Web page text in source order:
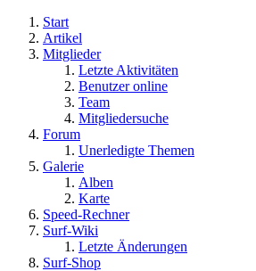
Start
Artikel
Mitglieder
Letzte Aktivitäten
Benutzer online
Team
Mitgliedersuche
Forum
Unerledigte Themen
Galerie
Alben
Karte
Speed-Rechner
Surf-Wiki
Letzte Änderungen
Surf-Shop